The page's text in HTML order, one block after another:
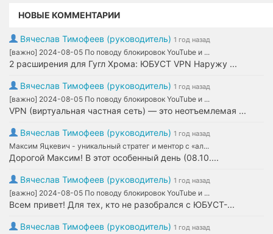
НОВЫЕ КОММЕНТАРИИ
Вячеслав Тимофеев (руководитель) 1 год назад
[важно] 2024-08-05 По поводу блокировок YouTube и ...
2 расширения для Гугл Хрома: ЮБУСТ VPN Наружу ...
Вячеслав Тимофеев (руководитель) 1 год назад
[важно] 2024-08-05 По поводу блокировок YouTube и ...
VPN (виртуальная частная сеть) — это неотъемлемая ...
Вячеслав Тимофеев (руководитель) 1 год назад
Максим Яцкевич - уникальный стратег и ментор с «ал...
Дорогой Максим! В этот особенный день (08.10....
Вячеслав Тимофеев (руководитель) 1 год назад
[важно] 2024-08-05 По поводу блокировок YouTube и ...
Всем привет! Для тех, кто не разобрался с ЮБУСТ-...
Вячеслав Тимофеев (руководитель) 1 год назад